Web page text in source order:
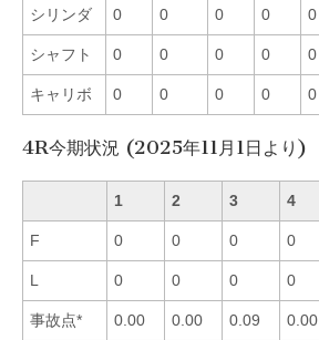
シリンダ 0 0 0 0 0
シャフト 0 0 0 0 0
キャリボ 0 0 0 0 0
4R今期状況 (2025年11月1日より)
1 2 3 4
F 0 0 0 0
L 0 0 0 0
事故点* 0.00 0.00 0.09 0.00